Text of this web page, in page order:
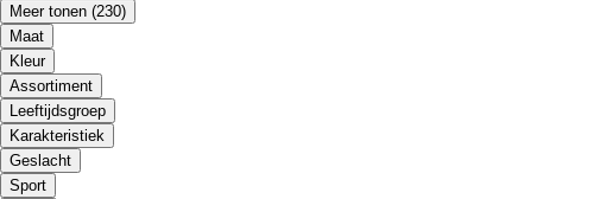
Meer tonen (230)
Maat
Kleur
Assortiment
Leeftijdsgroep
Karakteristiek
Geslacht
Sport